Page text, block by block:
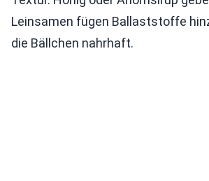
Leinsamen fügen Ballaststoffe
die Bällchen nahrhaft.